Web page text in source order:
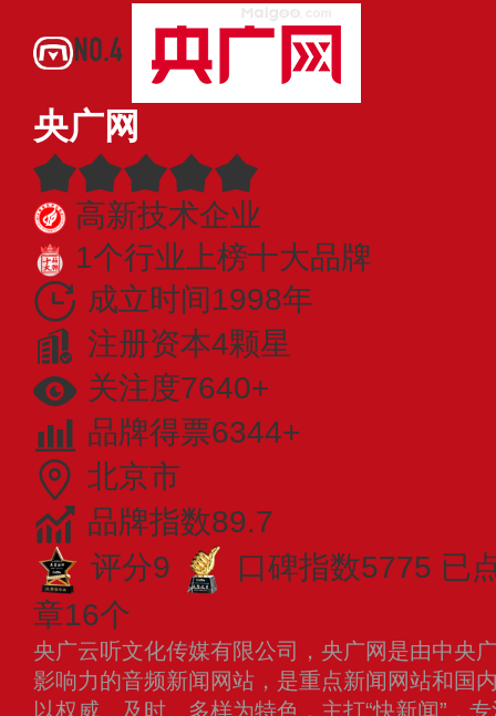
NO.4
央广网
高新技术企业
1个行业上榜十大品牌
成立时间1998年
注册资本4颗星
关注度7640+
品牌得票6344+
北京市
品牌指数89.7
评分9
口碑指数5775 已
章16个
央广云听文化传媒有限公司，央广网是由中央
影响力的音频新闻网站，是重点新闻网站和国
以权威、及时、多样为特色，主打“快新闻”，